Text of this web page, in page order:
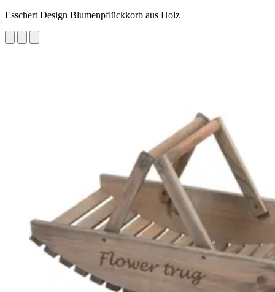
Esschert Design Blumenpflückkorb aus Holz